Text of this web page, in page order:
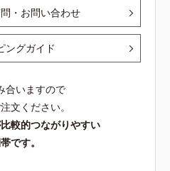
・お問い合わせ
ングガイド
合いますので
文ください。
較的つながりやすい
です。